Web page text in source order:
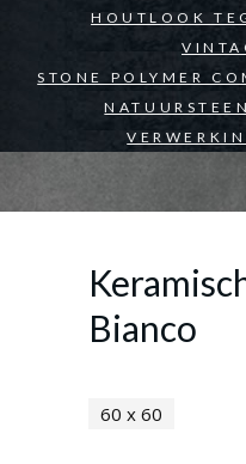
HOUTLOOK
STONE POLYMER
NATUURSTEEN
Bianco
60 x 60